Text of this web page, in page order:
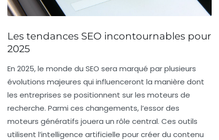
Les tendances SEO incontournables pour
2025
En 2025, le monde du SEO sera marqué par plusieurs
évolutions majeures qui influenceront la manière dont
les entreprises se positionnent sur les moteurs de
recherche. Parmi ces changements, l’essor des
moteurs génératifs jouera un rôle central. Ces outils
utilisent l’intelligence artificielle pour créer du contenu